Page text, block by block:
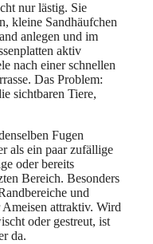
nur lästig. Sie
kleine Sandhäufchen
anlegen und im
aktiv
nach einer schnellen
Das Problem:
sichtbaren Tiere,
Fugen
als ein paar zufällige
oder bereits
Bereich. Besonders
und
attraktiv. Wird
oder gestreut, ist
da.